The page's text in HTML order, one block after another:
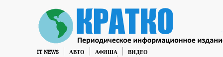
IT NEWS АВТО АФИША
ВИДЕО